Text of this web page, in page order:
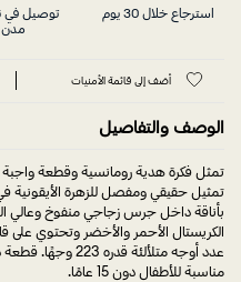
استرجاع خلال 30 يوم
توصيل في
أضف إلى قائمة الأمنيات
الوصف والتفاصيل
تمثيل حقيقي ومفصل للزهرة
بأناقة داخل جرس زجاجي منفوخ وعالي
الكريستال الأحمر والأخضر وتحتوي
عدد أوجه متلألئة
مناسبة للأطفال دون 15 عامًا.